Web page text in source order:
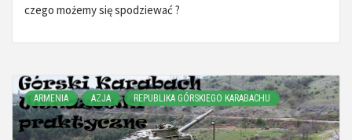
czego możemy się spodziewać ?
ARMENIA AZJA REPUBLIKA GÓRSKIEGO KARABACHU